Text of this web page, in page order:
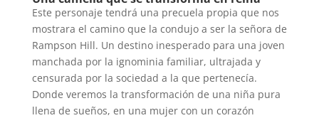
Este personaje tendrá una precuela propia que nos
mostrara el camino que la condujo a ser la señora de
Rampson Hill. Un destino inesperado para una joven
manchada por la ignominia familiar, ultrajada y
censurada por la sociedad a la que pertenecía.
Donde veremos la transformación de una niña pura
llena de sueños, en una mujer con un corazón